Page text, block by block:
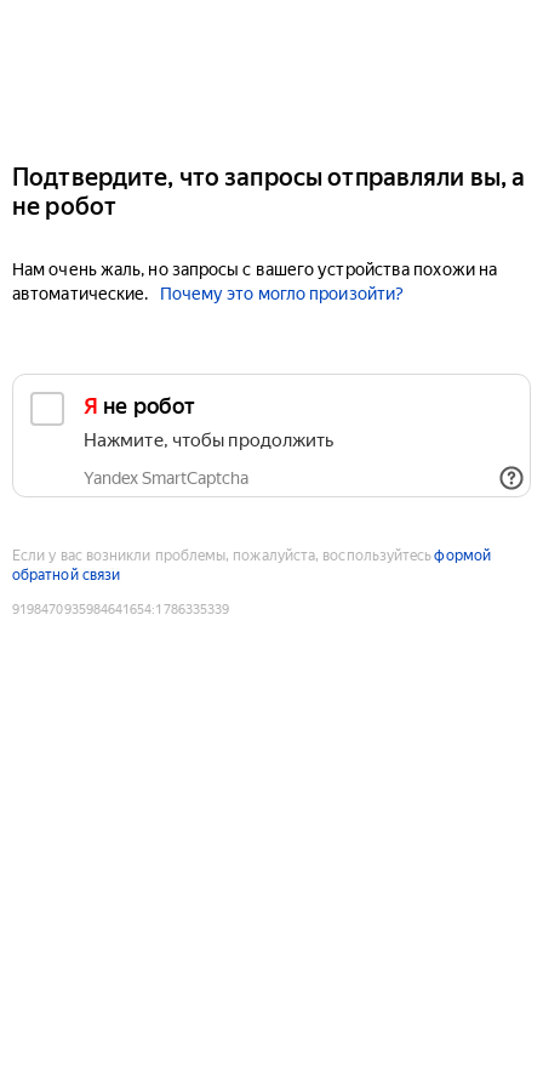
Подтвердите, что запросы отправляли вы, а
не робот
Нам очень жаль, но запросы с вашего устройства похожи на
автоматические.
Почему это могло произойти?
Я не робот
Нажмите, чтобы продолжить
Yandex SmartCaptcha
Если у вас возникли проблемы, пожалуйста, воспользуйтесьформой
обратной связи
9198470935984641654:1786335339